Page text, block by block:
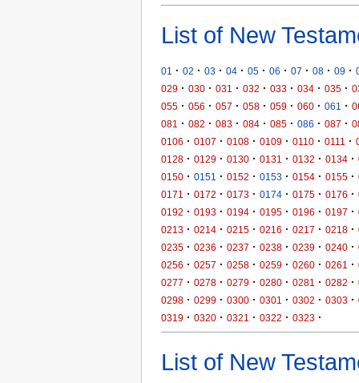
List of New
01 · 02 · 03 · 04 · 05 · 06 · 07 · 08 · 09 ·
029 · 030 · 031 · 032 · 033 · 034 · 035 ·
055 · 056 · 057 · 058 · 059 · 060 · 061 ·
081
· 082 · 083 · 084 · 085 · 086 · 087 ·
0106 · 0107 · 0108 · 0109 · 0110 · 0111 ·
0128 · 0129 · 0130 · 0131 · 0132 · 0134 ·
0150 · 0151 · 0152 · 0153 · 0154 · 0155 ·
0171
· 0172 · 0173 · 0174 · 0175 · 0176 ·
0192 · 0193 · 0194 · 0195 · 0196 · 0197 ·
0213 · 0214 · 0215 · 0216 · 0217 · 0218 ·
0235 · 0236 · 0237 · 0238 · 0239 · 0240 ·
0256 · 0257 · 0258 · 0259 · 0260 · 0261 ·
0277 · 0278 · 0279 · 0280 · 0281 · 0282 ·
0298 · 0299 · 0300 · 0301 · 0302 · 0303 ·
0319 · 0320 · 0321 · 0322 · 0323 ·
List of New